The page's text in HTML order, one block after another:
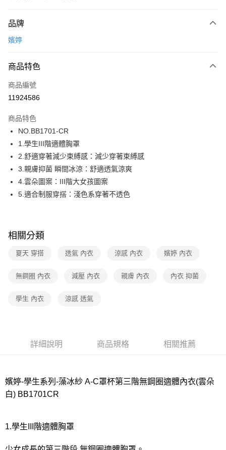
信用卡一次付款
LINE Pay
街口支付
運送方式
全家取貨付款
每筆NT$80，滿NT$1,000(含以上)免運費
付款後全家取貨
每筆NT$80，滿NT$1,000(含以上)免運費
每筆NT$80，滿NT$1,000(含以上)免運費
宅配
付款後門市自取
品牌
嬪婷
商品特色
商品編號
11924586
商品特色
NO.BB1701-CR
1.學生III階適體胸罩
2.舒適穿著減少束縛感：減少穿著束縛感
3.親膚抑菌 瞬間冰涼：舒適透氣涼爽
4.雲朵圖案：III階大女孩圖案
5.適合制服穿搭：淺色系穿著不透色
相關分類
夏天 穿搭 透氣 內衣 涼感 內衣 嬪婷 內衣
無鋼圈 內衣 減壓 內衣 親膚 內衣 內衣 抑菌
學生 內衣 涼感 透氣
詳細說明 商品規格 相關推薦
嬪婷-學生系列-藻冰紗 A-C罩杯第三階無鋼圈適體內衣(雲朵
白) BB1701CR
1.學生III階適體胸罩